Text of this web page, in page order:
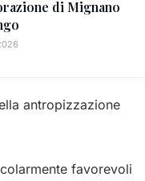
di Mignano
antropizzazione
favorevoli